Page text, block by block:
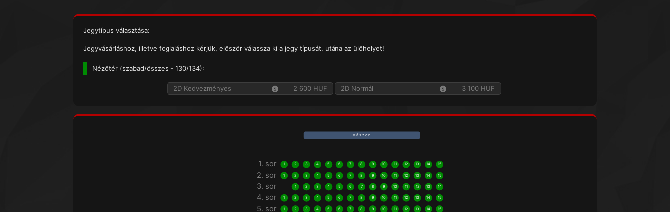
Jegytípus választása:
Jegyvásárláshoz, illetve foglaláshoz kérjük, először válassza ki a jegy típusát, utána az ülőhelyet!
Nézőtér (szabad/összes - 130/134):
2D Kedvezményes 2 600 HUF 2D Normál 3 100 HUF
V á s z o n
1. sor 1 2 3 4 5 6 7 8 9 10 11 12 13 14 15
2. sor 1 2 3 4 5 6 7 8 9 10 11 12 13 14 15
3. sor 1 2 3 4 5 6 7 8 9 10 11 12 13 14
4. sor 1 2 3 4 5 6 7 8 9 10 11 12 13 14 15
5. sor 1 2 3 4 5 6 7 8 9 10 11 12 13 14 15